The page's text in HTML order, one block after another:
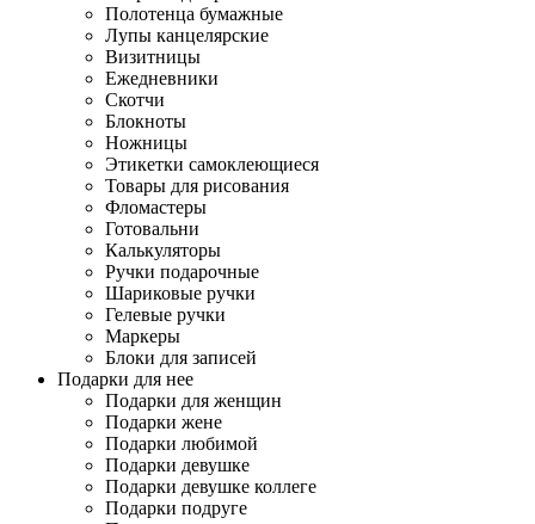
Полотенца бумажные
Лупы канцелярские
Визитницы
Ежедневники
Скотчи
Блокноты
Ножницы
Этикетки самоклеющиеся
Товары для рисования
Фломастеры
Готовальни
Калькуляторы
Ручки подарочные
Шариковые ручки
Гелевые ручки
Маркеры
Блоки для записей
Подарки для нее
Подарки для женщин
Подарки жене
Подарки любимой
Подарки девушке
Подарки девушке коллеге
Подарки подруге